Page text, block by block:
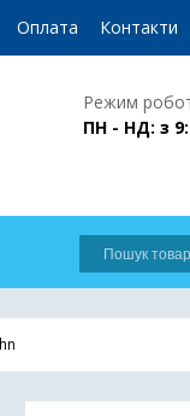
Оплата Контакти
Режим
ПН - НД: з